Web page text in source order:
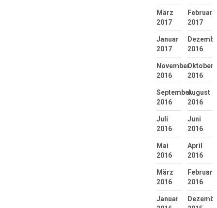
März
2017
Februar
2017
Januar
2017
2016
November
2016
Oktober
2016
September
2016
August
2016
Juli
2016
Juni
2016
Mai
2016
April
2016
März
2016
Februar
2016
Januar